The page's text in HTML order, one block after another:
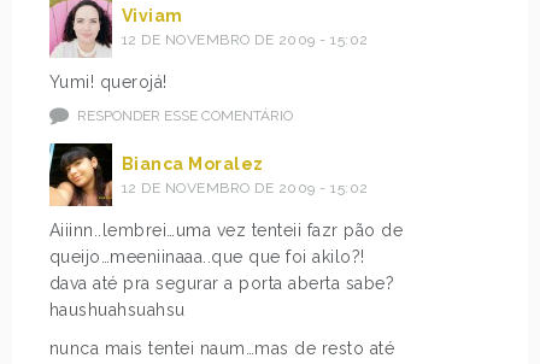
Viviam
12 DE NOVEMBRO DE 2009 - 15:02
Yumi! querojá!
RESPONDER ESSE COMENTÁRIO
Bianca Moralez
12 DE NOVEMBRO DE 2009 - 15:02
Aiiinn..lembrei…uma vez tenteii fazr pão de
queijo…meeniinaaa..que que foi akilo?!
dava até pra segurar a porta aberta sabe?
haushuahsuahsu
nunca mais tentei naum…mas de resto até